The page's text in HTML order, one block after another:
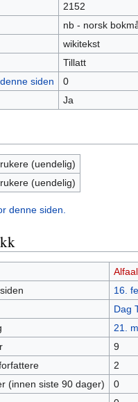
2152
nb - norsk
wikitekst
Tillatt
siden
0
Ja
(uendelig)
(uendelig)
denne siden.
16.
Dag
21.
9
2
(innen siste 90 dager)
0